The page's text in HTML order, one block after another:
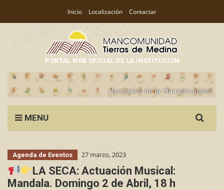
Inicio Localización Contactar
PORTAL WEB OFICIAL DE LA INSTITUCIÓN
MENU
for:
Agenda de Eventos 27 marzo, 2023
LA SECA: Actuación Musical:
Mandala. Domingo 2 de Abril, 18 h